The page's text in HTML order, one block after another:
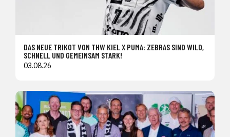
DAS NEUE TRIKOT VON THW KIEL X PUMA: ZEBRAS SIND WILD,
SCHNELL UND GEMEINSAM STARK!
03.08.26